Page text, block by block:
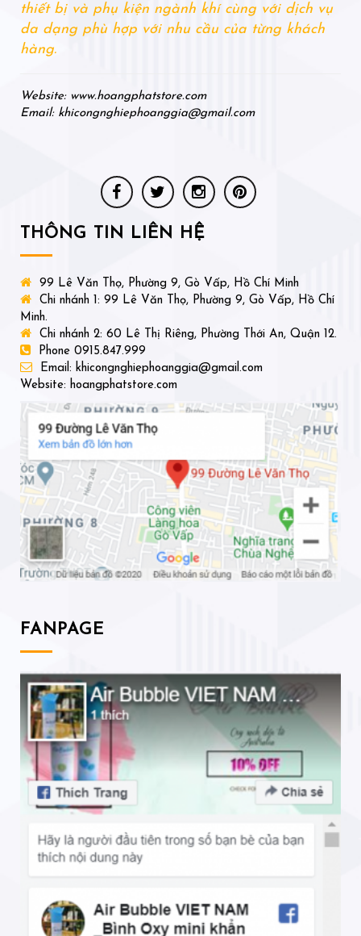
thiết bị và phụ kiện ngành khí cùng với dịch vụ
da dạng phù hợp với nhu cầu của từng khách
hàng.
Website: www.hoangphatstore.com
Email: khicongnghiephoanggia@gmail.com
THÔNG TIN LIÊN HỆ
99 Lê Văn Thọ, Phường 9, Gò Vấp, Hồ Chí Minh
Chi nhánh 1: 99 Lê Văn Thọ, Phường 9, Gò Vấp, Hồ Chí
Minh.
Chi nhánh 2: 60 Lê Thị Riêng, Phường Thới An, Quận 12.
Phone 0915.847.999
Email: khicongnghiephoanggia@gmail.com
Website: hoangphatstore.com
FANPAGE